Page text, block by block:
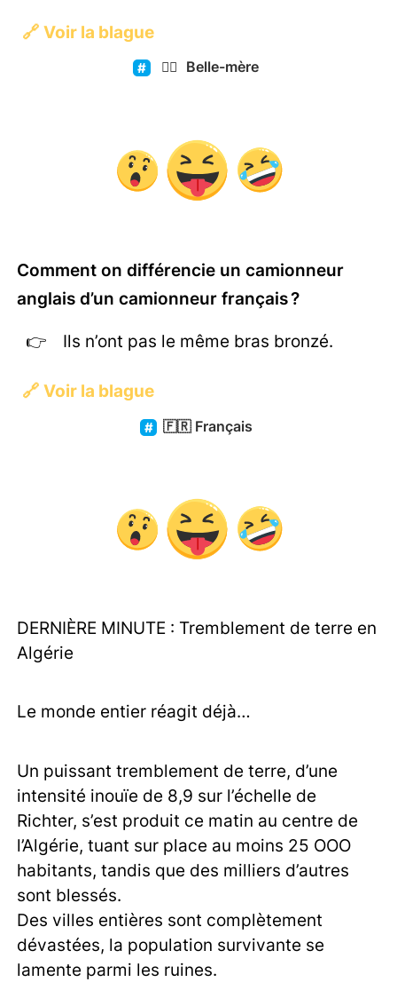
🔗 Voir la blague
🤷‍♀️ Belle-mère
Comment on différencie un camionneur
anglais d’un camionneur français ?
Ils n’ont pas le même bras bronzé.
🔗 Voir la blague
🇫🇷Français
DERNIÈRE MINUTE : Tremblement de terre en
Algérie
Le monde entier réagit déjà…
Un puissant tremblement de terre, d’une
intensité inouïe de 8,9 sur l’échelle de
Richter, s’est produit ce matin au centre de
l’Algérie, tuant sur place au moins 25 OOO
habitants, tandis que des milliers d’autres
sont blessés.
Des villes entières sont complètement
dévastées, la population survivante se
lamente parmi les ruines.